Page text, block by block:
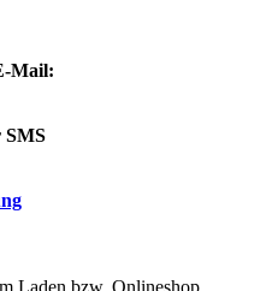
Mail:
SMS
Laden bzw. Onlineshop